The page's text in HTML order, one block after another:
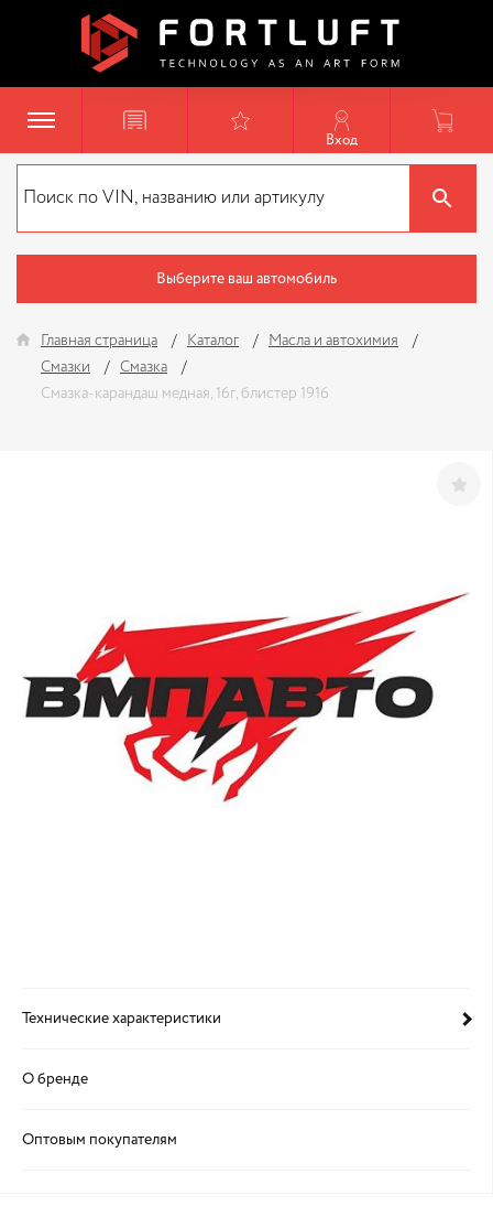
Вход
Выберите ваш автомобиль
Главная страница Каталог
Масла и автохимия
Смазки
Смазка
Смазка-карандаш медная, 16г, блистер 1916
Технические характеристики
О бренде
Оптовым покупателям